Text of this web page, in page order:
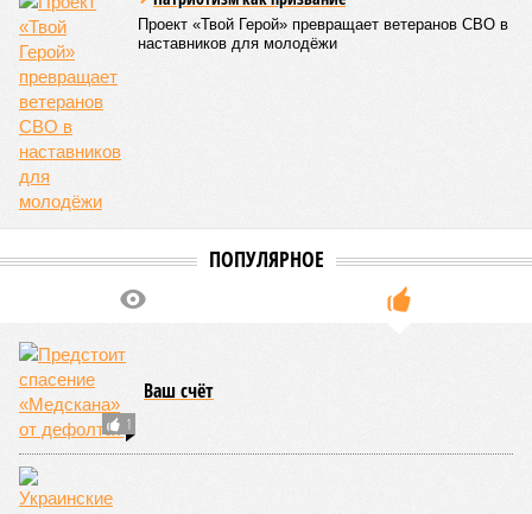
даты сдачи жилого комплекса (декабрь 2026 – март 2028),
если фаза активных строительных работ, если судить по
отсутствию техники на площадке, ещё не началась? При
этом на бумаге даты ввода ЖК в строй продолжают
фигурировать
профильных порталах.
Для почти четырёх тысяч будущих собственников квартир
время давно измеряется не календарём, а очередными
переносами ожиданий. И пока на профильных порталах
продолжают указывать даты сдачи, главным индикатором
признаков масштабных работ, то неизбежно возникает
которая все больше расходится с реальным положением
дел? Именно на этот вопрос сегодня больше всего ждут
ответа дольщики ЖК «Станция Л».